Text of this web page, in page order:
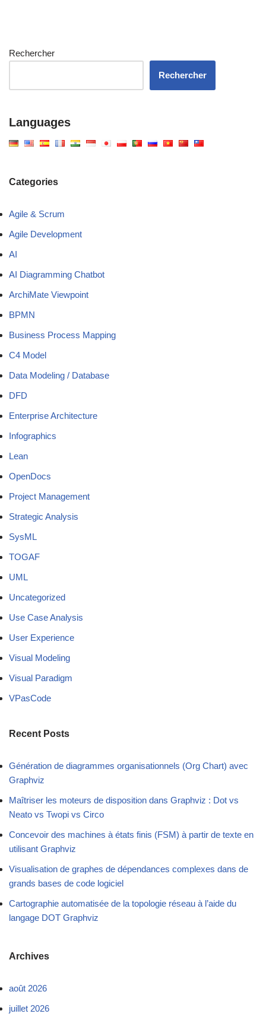
Rechercher
Rechercher
Languages
Categories
Agile & Scrum
Agile Development
AI
AI Diagramming Chatbot
ArchiMate Viewpoint
BPMN
Business Process Mapping
C4 Model
Data Modeling / Database
DFD
Enterprise Architecture
Infographics
Lean
OpenDocs
Project Management
Strategic Analysis
SysML
TOGAF
UML
Uncategorized
Use Case Analysis
User Experience
Visual Modeling
Visual Paradigm
VPasCode
Recent Posts
Génération de diagrammes organisationnels (Org Chart) avec
Graphviz
Maîtriser les moteurs de disposition dans Graphviz : Dot vs
Neato vs Twopi vs Circo
Concevoir des machines à états finis (FSM) à partir de texte en
utilisant Graphviz
Visualisation de graphes de dépendances complexes dans de
grands bases de code logiciel
Cartographie automatisée de la topologie réseau à l’aide du
langage DOT Graphviz
Archives
août 2026
juillet 2026